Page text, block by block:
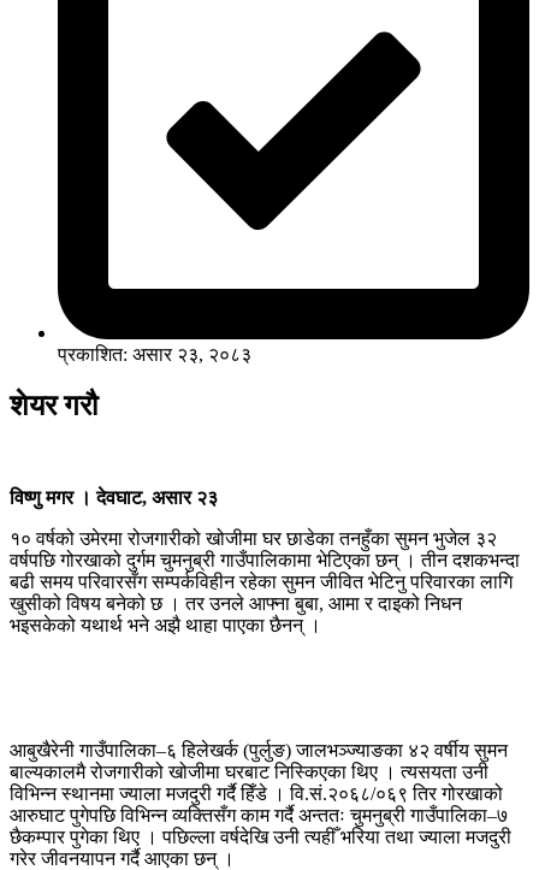
प्रकाशित: असार २३, २०८३
शेयर गरौ
विष्णु मगर । देवघाट, असार २३
१० वर्षको उमेरमा रोजगारीको खोजीमा घर छाडेका तनहुँका सुमन भुजेल ३२
वर्षपछि गोरखाको दुर्गम चुमनुब्री गाउँपालिकामा भेटिएका छन् । तीन दशकभन्दा
बढी समय परिवारसँग सम्पर्कविहीन रहेका सुमन जीवित भेटिनु परिवारका लागि
खुसीको विषय बनेको छ । तर उनले आफ्ना बुबा, आमा र दाइको निधन
भइसकेको यथार्थ भने अझै थाहा पाएका छैनन् ।
आबुखैरेनी गाउँपालिका–६ हिलेखर्क (पुर्लुङ) जालभञ्ज्याङका ४२ वर्षीय सुमन
बाल्यकालमै रोजगारीको खोजीमा घरबाट निस्किएका थिए । त्यसयता उनी
विभिन्न स्थानमा ज्याला मजदुरी गर्दै हिँडे । वि.सं.२०६८/०६९ तिर गोरखाको
आरुघाट पुगेपछि विभिन्न व्यक्तिसँग काम गर्दै अन्ततः चुमनुब्री गाउँपालिका–७
छैकम्पार पुगेका थिए । पछिल्ला वर्षदेखि उनी त्यहीँ भरिया तथा ज्याला मजदुरी
गरेर जीवनयापन गर्दै आएका छन् ।